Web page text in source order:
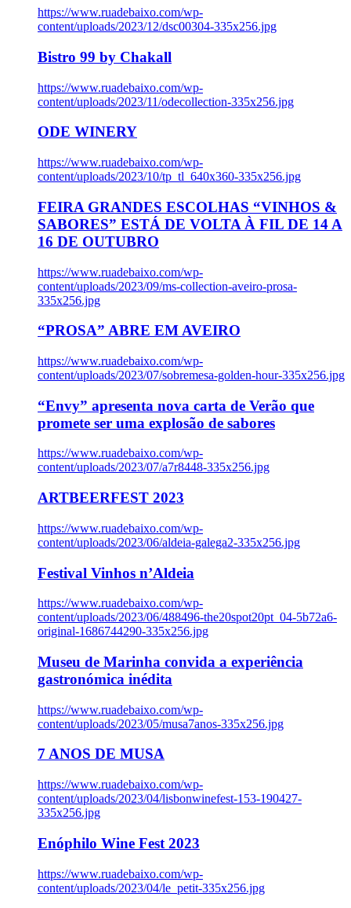
https://www.ruadebaixo.com/wp-
content/uploads/2023/12/dsc00304-335x256.jpg
Bistro 99 by Chakall
https://www.ruadebaixo.com/wp-
content/uploads/2023/11/odecollection-335x256.jpg
ODE WINERY
https://www.ruadebaixo.com/wp-
content/uploads/2023/10/tp_tl_640x360-335x256.jpg
FEIRA GRANDES ESCOLHAS “VINHOS &
SABORES” ESTÁ DE VOLTA À FIL DE 14 A
16 DE OUTUBRO
https://www.ruadebaixo.com/wp-
content/uploads/2023/09/ms-collection-aveiro-prosa-
335x256.jpg
“PROSA” ABRE EM AVEIRO
https://www.ruadebaixo.com/wp-
content/uploads/2023/07/sobremesa-golden-hour-335x256.jpg
“Envy” apresenta nova carta de Verão que
promete ser uma explosão de sabores
https://www.ruadebaixo.com/wp-
content/uploads/2023/07/a7r8448-335x256.jpg
ARTBEERFEST 2023
https://www.ruadebaixo.com/wp-
content/uploads/2023/06/aldeia-galega2-335x256.jpg
Festival Vinhos n’Aldeia
https://www.ruadebaixo.com/wp-
content/uploads/2023/06/488496-the20spot20pt_04-5b72a6-
original-1686744290-335x256.jpg
Museu de Marinha convida a experiência
gastronómica inédita
https://www.ruadebaixo.com/wp-
content/uploads/2023/05/musa7anos-335x256.jpg
7 ANOS DE MUSA
https://www.ruadebaixo.com/wp-
content/uploads/2023/04/lisbonwinefest-153-190427-
335x256.jpg
Enóphilo Wine Fest 2023
https://www.ruadebaixo.com/wp-
content/uploads/2023/04/le_petit-335x256.jpg